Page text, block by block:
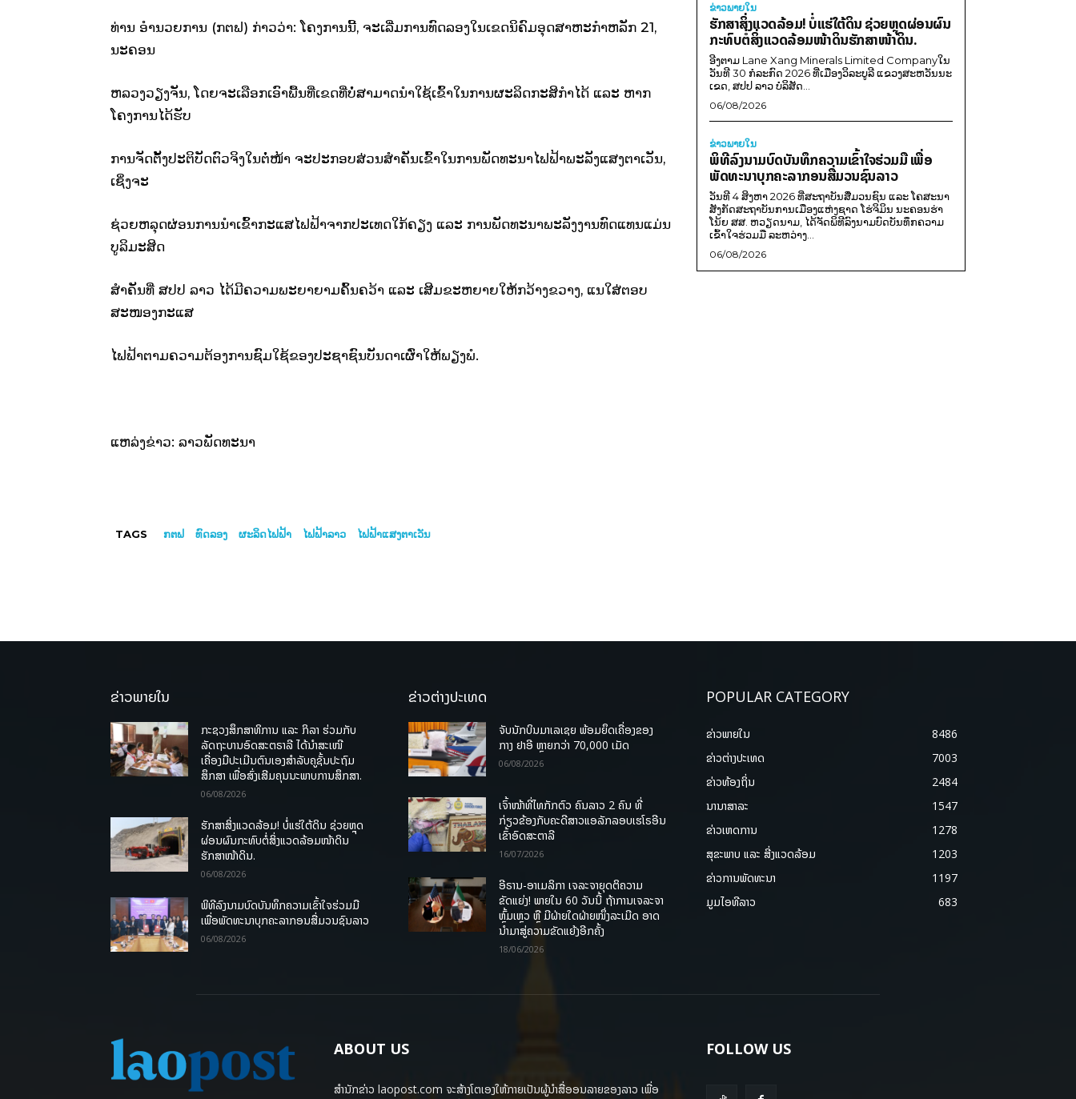
ທ່ານ ອຳນວຍການ​ (ກຕຟ) ກ່າວວ່າ: ໂຄງການ​ນີ້, ຈະ​ເລີ່ມການທົດລອງ​ໃນ​ເຂດ​ນິຄົມ​ອຸດສາຫະກຳຫລັກ 21,
ນະຄອນ
ຫລວງວຽງຈັນ, ​ໂດຍ​ຈະ​ເລືອກ​ເອົາພື້ນທີ່​ເຂດ​ທີ່​ບໍ່ສາມາດ​ນຳ​ໃຊ້​ເຂົ້າ​ໃນ​ການ​ຜະລິດກະສິກຳໄດ້ ແລະ ຫາກ​
ໂຄງການ​ໄດ້ຮັບ​
ການຈັດຕັ້ງປະຕິບັດ​ຕົວ​ຈິງ​ໃນຕໍ່ໜ້າ ຈະ​ປະກອບສ່ວນ​ສຳຄັນເຂົ້າ​ໃນ​ການ​ພັດທະນາ​ໄຟຟ້າ​ພະລັງ​ແສງຕາ​ເວັນ,
ເຊິ່ງຈະ​
ຊ່ວຍ​ຫລຸດຜ່ອນ​ການ​ນຳ​ເຂົ້າ​ກະ​ແສ​ໄຟຟ້າຈາກ​ປະ​ເທດ​ໃກ້ຄຽງ ແລະ ການ​ພັດທະນາ​ພະລັງງານ​ທົດ​ແທນ​ແມ່ນ​
ບູລິມະສິດ
​ສຳຄັນທີ່ ສປປ ລາວ ໄດ້​ມີ​ຄວາມ​ພະຍາຍາມ​ຄົ້ນ​ຄວ້າ ແລະ ​ເສີມ​ຂະຫຍາຍ​ໃຫ້​ກວ້າງຂວາງ, ແນ​ໃສ່​ຕອບ​
ສະໜອງກະ​ແສ
​ໄຟຟ້າຕາມ​ຄວາມ​ຕ້ອງການຊົມ​ໃຊ້​ຂອງ​ປະຊາຊົນ​ບັນດາ​ເຜົ່າໃຫ້ພຽງພໍ.
ແຫລ່ງຂ່າວ: ລາວພັດທະນາ
TAGS ກຕຟ ທົດລອງ ຜະລິດໄຟຟ້າ ໄຟຟ້າລາວ ໄຟຟ້າແສງຕາເວັນ
ຂ່າວພາຍ​ໃນ
ຮັກສາສິ່ງແວດລ້ອມ! ບໍ່ແຮ່ໃຕ້ດິນ ຊ່ວຍຫຼຸດຜ່ອນຜົນ
ກະທົບຕໍ່ສິ່ງແວດລ້ອມໜ້າດິນຮັກສາໜ້າດິນ.
ອີງຕາມ Lane Xang Minerals Limited Companyໃນ
ວັນທີ 30 ກໍລະກົດ 2026 ທີ່ເມືອງວິລະບູລີ ແຂວງສະຫວັນນະ
ເຂດ, ສປປ ລາວ ບໍລິສັດ...
06/08/2026
ຂ່າວພາຍ​ໃນ
ພິທີລົງນາມບົດບັນທຶກຄວາມເຂົ້າໃຈຮ່ວມມື ເພື່ອ
ພັດທະນາບຸກຄະລາກອນສື່ມວນຊົນລາວ
ວັນທີ 4 ສິງຫາ 2026 ທີ່ສະຖາບັນສື່ມວນຊົນ ແລະ ໂຄສະນາ
ສັງກັດສະຖາບັນການເມືອງແຫ່ງຊາດ ໂຮ່ຈິມິນ ນະຄອນຮ່າ
ໂນ້ຍ ສສ. ຫວຽດນາມ, ໄດ້ຈັດພິທີລົງນາມບົດບັນທຶກຄວາມ
ເຂົ້າໃຈຮ່ວມມື ລະຫວ່າງ...
06/08/2026
ຂ່າວພາຍໃນ
ກະຊວງສຶກສາທິການ ແລະ ກິລາ ຮ່ວມກັບ
ລັດຖະບານອົດສະຕຣາລີ ໄດ້ນຳສະເໜີ
ເຄື່ອງມືປະເມີນຕົນເອງສຳລັບຄູຊັ້ນປະຖົມ
ສຶກສາ ເພື່ອສົ່ງເສີມຄຸນນະພາບການສຶກສາ.
06/08/2026
ຮັກສາສິ່ງແວດລ້ອມ! ບໍ່ແຮ່ໃຕ້ດິນ ຊ່ວຍຫຼຸດ
ຜ່ອນຜົນກະທົບຕໍ່ສິ່ງແວດລ້ອມໜ້າດິນ
ຮັກສາໜ້າດິນ.
06/08/2026
ພິທີລົງນາມບົດບັນທຶກຄວາມເຂົ້າໃຈຮ່ວມມື
ເພື່ອພັດທະນາບຸກຄະລາກອນສື່ມວນຊົນລາວ
06/08/2026
ຂ່າວຕ່າງປະເທດ
ຈັບນັກບິນມາເລເຊຍ ພ້ອມຍຶດເຄື່ອງຂອງ
ກາງ ຢາອີ ຫຼາຍກວ່າ 70,000 ເມັດ
06/08/2026
ເຈົ້າໜ້າທີ່ໄທກັກຕົວ ຄົນລາວ 2 ຄົນ ທີ່
ກ່ຽວຂ້ອງກັບຄະດີສາວແອລັກລອບເຮໂຣອີນ
ເຂົ້າອົດສະຕາລີ
16/07/2026
ອີຣານ-ອາເມລິກາ ເຈລະຈາຍຸດຕິຄວາມ
ຂັດແຍ່ງ! ພາຍໃນ 60 ວັນນີ້ ຖ້າການເຈລະຈາ
ຫຼົ້ມເຫຼວ ຫຼື ມີຝ່າຍໃດຝ່າຍໜຶ່ງລະເມີດ ອາດ
ນໍາມາສູ່ຄວາມຂັດແຍ້ງອີກຄັ້ງ
18/06/2026
POPULAR CATEGORY
ຂ່າວພາຍ​ໃນ
8486
ຂ່າວຕ່າງປະເທດ
7003
ຂ່າວທ້ອງຖິ່ນ
2484
ນານາສາລະ
1547
ຂ່າວເຫດການ
1278
ສຸຂະພາບ ແລະ ສີ່ງແວດລ້ອມ
1203
ຂ່າວການພັດທະນາ
1197
ມູມໄອທີລາວ
683
ABOUT US
ສຳນັກຂ່າວ laopost.com ຈະສ້າງໂຕເອງໃຫ້ກາຍເປັນຜູ້ນຳສື່ອອນລາຍຂອງລາວ ເພື່ອ
FOLLOW US